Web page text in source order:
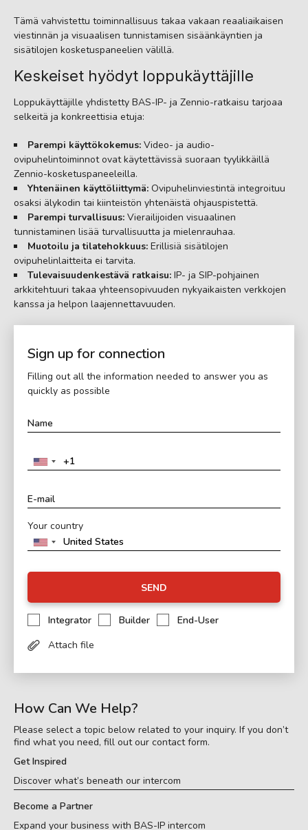
Tämä vahvistettu toiminnallisuus takaa vakaan reaaliaikaisen
viestinnän ja visuaalisen tunnistamisen sisäänkäyntien ja
sisätilojen kosketuspaneelien välillä.
Keskeiset hyödyt loppukäyttäjille
Loppukäyttäjille yhdistetty BAS-IP- ja Zennio-ratkaisu tarjoaa
selkeitä ja konkreettisia etuja:
Parempi käyttökokemus: Video- ja audio-
ovipuhelintoiminnot ovat käytettävissä suoraan tyylikkäillä
Zennio-kosketuspaneeleilla.
Yhtenäinen käyttöliittymä: Ovipuhelinviestintä integroituu
osaksi älykodin tai kiinteistön yhtenäistä ohjauspistettä.
Parempi turvallisuus: Vierailijoiden visuaalinen
tunnistaminen lisää turvallisuutta ja mielenrauhaa.
Muotoilu ja tilatehokkuus: Erillisiä sisätilojen
ovipuhelinlaitteita ei tarvita.
Tulevaisuudenkestävä ratkaisu: IP- ja SIP-pohjainen
arkkitehtuuri takaa yhteensopivuuden nykyaikaisten verkkojen
kanssa ja helpon laajennettavuuden.
Sign up for connection
Filling out all the information needed to answer you as
quickly as possible
Your country
SEND
Integrator Builder
End-User
Attach file
How Can We Help?
Please select a topic below related to your inquiry. If you don’t
find what you need, fill out our contact form.
Get Inspired
Discover what’s beneath our intercom
Become a Partner
Expand your business with BAS-IP intercom